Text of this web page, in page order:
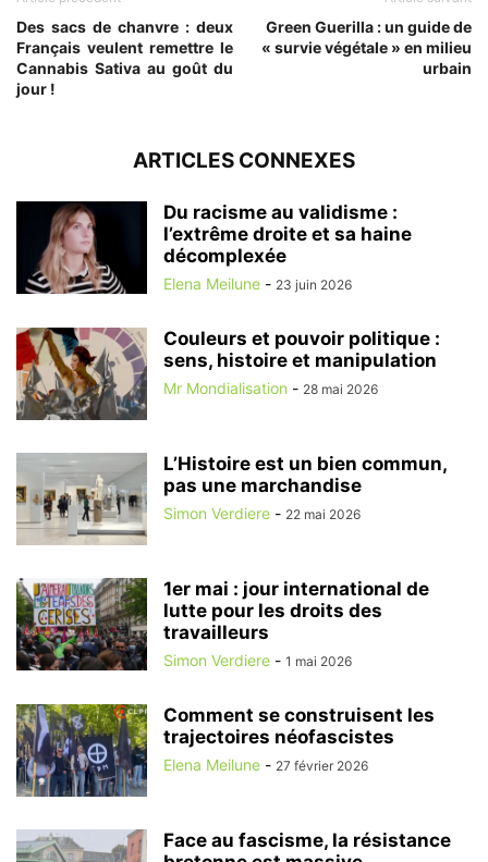
Des sacs de chanvre : deux
Français veulent remettre le
Cannabis Sativa au goût du
jour !
Green Guerilla : un guide de
« survie végétale » en milieu
urbain
ARTICLES CONNEXES
Du racisme au validisme :
l’extrême droite et sa haine
décomplexée
Elena Meilune - 23 juin 2026
Couleurs et pouvoir politique :
sens, histoire et manipulation
Mr Mondialisation - 28 mai 2026
L’Histoire est un bien commun,
pas une marchandise
Simon Verdiere - 22 mai 2026
1er mai : jour international de
lutte pour les droits des
travailleurs
Simon Verdiere - 1 mai 2026
Comment se construisent les
trajectoires néofascistes
Elena Meilune - 27 février 2026
Face au fascisme, la résistance